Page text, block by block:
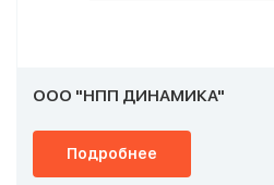
ООО "НПП ДИНАМИКА"
Подробнее